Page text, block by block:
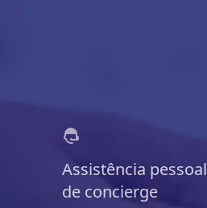
Assistência pessoal
de concierge